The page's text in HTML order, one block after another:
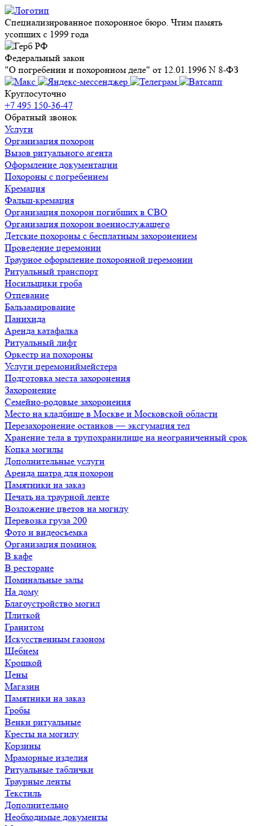
Специализированное похоронное бюро. Чтим память
усопших с 1999 года
Федеральный закон
"О погребении и похоронном деле" от 12.01.1996 N 8-ФЗ
Круглосуточно
+7 495 150-36-47
Обратный звонок
Услуги
Организация похорон
Вызов ритуального агента
Оформление документации
Похороны с погребением
Кремация
Фальш-кремация
Организация похорон погибших в СВО
Организация похорон военнослужащего
Детские похороны с бесплатным захоронением
Проведение церемонии
Траурное оформление похоронной церемонии
Ритуальный транспорт
Носильщики гроба
Отпевание
Бальзамирование
Панихида
Аренда катафалка
Ритуальный лифт
Оркестр на похороны
Услуги церемониймейстера
Подготовка места захоронения
Захоронение
Семейно-родовые захоронения
Место на кладбище в Москве и Московской области
Перезахоронение останков — эксгумация тел
Хранение тела в трупохранилище на неограниченный срок
Копка могилы
Дополнительные услуги
Аренда шатра для похорон
Памятники на заказ
Печать на траурной ленте
Возложение цветов на могилу
Перевозка груза 200
Фото и видеосъемка
Организация поминок
В кафе
В ресторане
Поминальные залы
На дому
Благоустройство могил
Плиткой
Гранитом
Искусственным газоном
Щебнем
Крошкой
Цены
Магазин
Памятники на заказ
Гробы
Венки ритуальные
Кресты на могилу
Корзины
Мраморные изделия
Ритуальные таблички
Траурные ленты
Текстиль
Дополнительно
Необходимые документы